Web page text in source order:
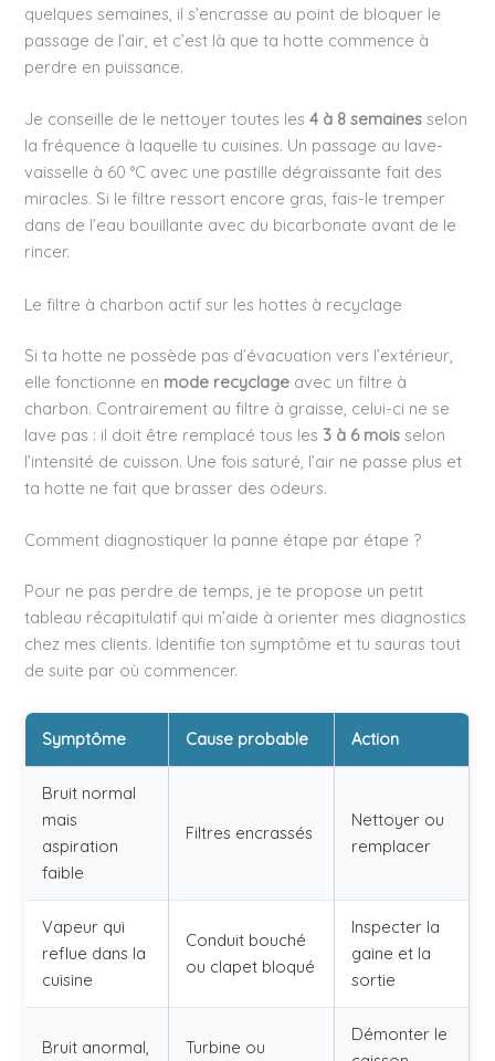
quelques semaines, il s’encrasse au point de bloquer le
passage de l’air, et c’est là que ta hotte commence à
perdre en puissance.
Je conseille de le nettoyer toutes les4 à 8 semaines selon
la fréquence à laquelle tu cuisines. Un passage au lave-
vaisselle à 60 °C avec une pastille dégraissante fait des
miracles. Si le filtre ressort encore gras, fais-le tremper
dans de l’eau bouillante avec du bicarbonate avant de le
rincer.
Le filtre à charbon actif sur les hottes à recyclage
Si ta hotte ne possède pas d’évacuation vers l’extérieur,
elle fonctionne en mode recyclage avec un filtre à
charbon. Contrairement au filtre à graisse, celui-ci ne se
lave pas : il doit être remplacé tous les 3 à 6 mois selon
l’intensité de cuisson. Une fois saturé, l’air ne passe plus et
ta hotte ne fait que brasser des odeurs.
Comment diagnostiquer la panne étape par étape ?
Pour ne pas perdre de temps, je te propose un petit
tableau récapitulatif qui m’aide à orienter mes diagnostics
chez mes clients. Identifie ton symptôme et tu sauras tout
de suite par où commencer.
Symptôme Cause probable Action
Bruit normal
mais
aspiration
faible
Filtres encrassés
Nettoyer ou
remplacer
Vapeur qui
reflue dans la
cuisine
Conduit bouché
ou clapet bloqué
Inspecter la
gaine et la
sortie
Bruit anormal, Turbine ou
Démonter le